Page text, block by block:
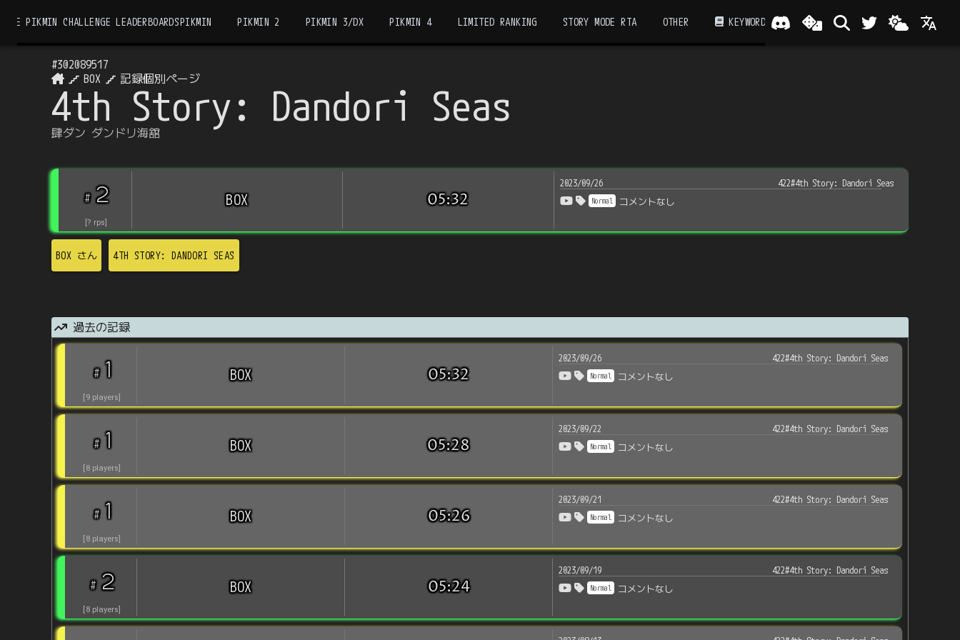
THE PIKMIN CHALLENGE LEADERBOARDSPIKMIN PIKMIN 2 PIKMIN 3/DX PIKMIN 4 LIMITED RANKING STORY MODE RTA OTHER KEYWORD
#302089517
BOX
記録個別ページ
4th Story: Dandori Seas
肆ダン ダンドリ海舘
# 2
[? rps]
BOX 05:32
2023/09/26 422#4th Story: Dandori Seas
Normal コメントなし
BOX さん 4TH STORY: DANDORI SEAS
過去の記録
# 1
[9 players]
BOX 05:32
2023/09/26 422#4th Story: Dandori Seas
Normal コメントなし
# 1
[8 players]
BOX 05:28
2023/09/22 422#4th Story: Dandori Seas
Normal コメントなし
# 1
[8 players]
BOX 05:26
2023/09/21 422#4th Story: Dandori Seas
Normal コメントなし
# 2
[8 players]
BOX 05:24
2023/09/19 422#4th Story: Dandori Seas
Normal コメントなし